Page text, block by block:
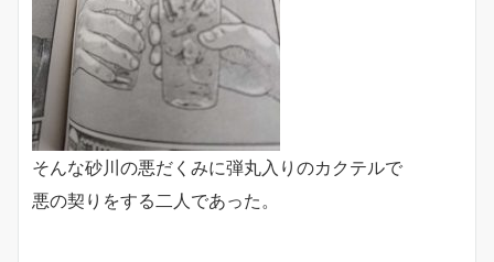
そんな砂川の悪だくみに弾丸入りのカクテルで
悪の契りをする二人であった。